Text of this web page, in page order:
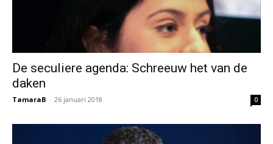
De seculiere agenda: Schreeuw het van de
daken
TamaraB - 26 januari 2018 0